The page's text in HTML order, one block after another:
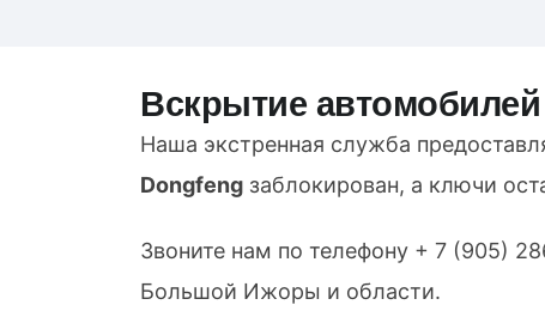
Вскрытие
Наша экстренная служба
Dongfeng заблокирован, а ключи
Звоните нам по телефону + 7 (905)
Большой Ижоры и области.